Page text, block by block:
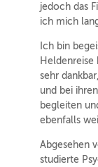
jedoch das
ich mich
Ich bin
Heldenreise
sehr
und bei
begleiten
ebenfalls
Abgesehen
studierte